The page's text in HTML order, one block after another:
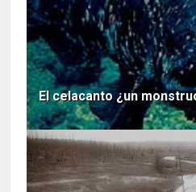
El celacanto ¿un